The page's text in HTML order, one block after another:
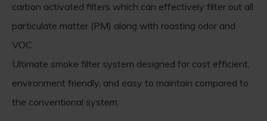
carbon activated filters which can effectively filter out all
particulate matter (PM) along with roasting odor and
VOC.
Ultimate smoke filter system designed for cost efficient,
environment friendly, and easy to maintain compared to
the conventional system.